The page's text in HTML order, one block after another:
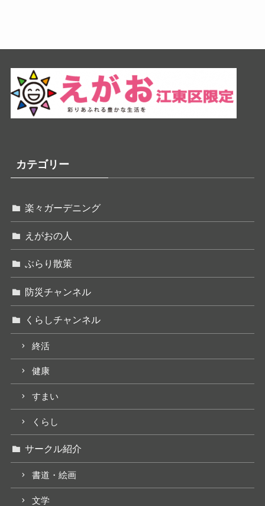
カテゴリー
楽々ガーデニング
えがおの人
ぶらり散策
防災チャンネル
くらしチャンネル
終活
健康
すまい
くらし
サークル紹介
書道・絵画
文学